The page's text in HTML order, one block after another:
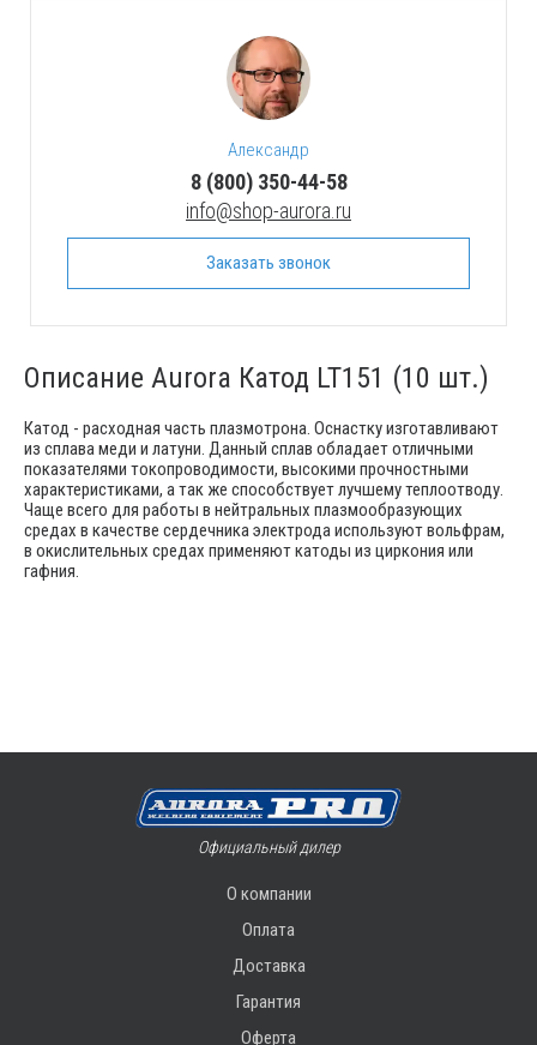
Александр
8 (800) 350-44-58
info@shop-aurora.ru
Заказать звонок
Описание Aurora Катод LT151 (10 шт.)
Катод - расходная часть плазмотрона. Оснастку изготавливают
из сплава меди и латуни. Данный сплав обладает отличными
показателями токопроводимости, высокими прочностными
характеристиками, а так же способствует лучшему теплоотводу.
Чаще всего для работы в нейтральных плазмообразующих
средах в качестве сердечника электрода используют вольфрам,
в окислительных средах применяют катоды из циркония или
гафния.
Официальный дилер
О компании
Оплата
Доставка
Гарантия
Оферта